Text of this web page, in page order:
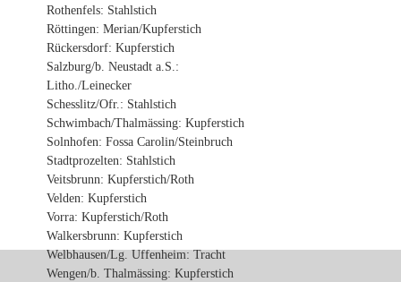
Rothenfels: Stahlstich
Röttingen: Merian/Kupferstich
Rückersdorf: Kupferstich
Salzburg/b. Neustadt a.S.:
Litho./Leinecker
Schesslitz/Ofr.: Stahlstich
Schwimbach/Thalmässing: Kupferstich
Solnhofen: Fossa Carolin/Steinbruch
Stadtprozelten: Stahlstich
Veitsbrunn: Kupferstich/Roth
Velden: Kupferstich
Vorra: Kupferstich/Roth
Walkersbrunn: Kupferstich
Welbhausen/Lg. Uffenheim: Tracht
Wengen/b. Thalmässing: Kupferstich